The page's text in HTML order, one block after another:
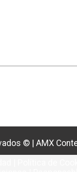
©
AMX